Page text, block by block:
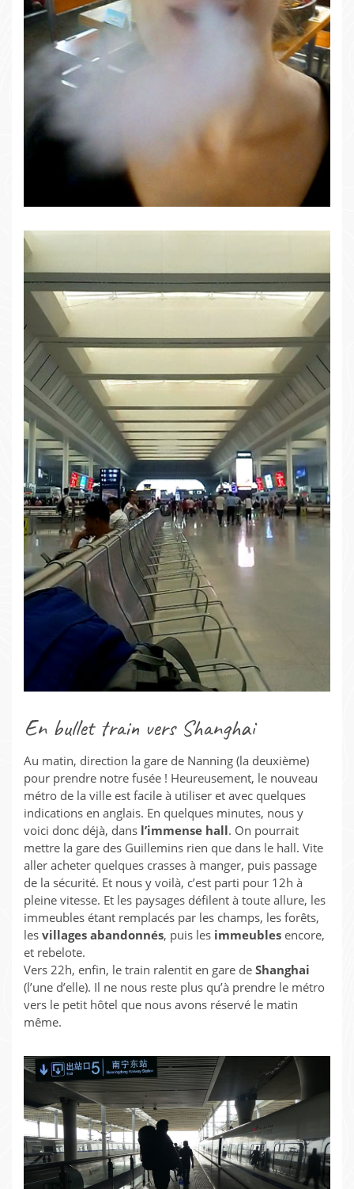
En bullet train vers Shanghai
Au matin, direction la gare de Nanning (la deuxième)
pour prendre notre fusée ! Heureusement, le nouveau
métro de la ville est facile à utiliser et avec quelques
indications en anglais. En quelques minutes, nous y
voici donc déjà, dans l’immense hall. On pourrait
mettre la gare des Guillemins rien que dans le hall. Vite
aller acheter quelques crasses à manger, puis passage
de la sécurité. Et nous y voilà, c’est parti pour 12h à
pleine vitesse. Et les paysages défilent à toute allure, les
immeubles étant remplacés par les champs, les forêts,
les villages abandonnés, puis les immeubles encore,
et rebelote.
Vers 22h, enfin, le train ralentit en gare de Shanghai
(l’une d’elle). Il ne nous reste plus qu’à prendre le métro
vers le petit hôtel que nous avons réservé le matin
même.